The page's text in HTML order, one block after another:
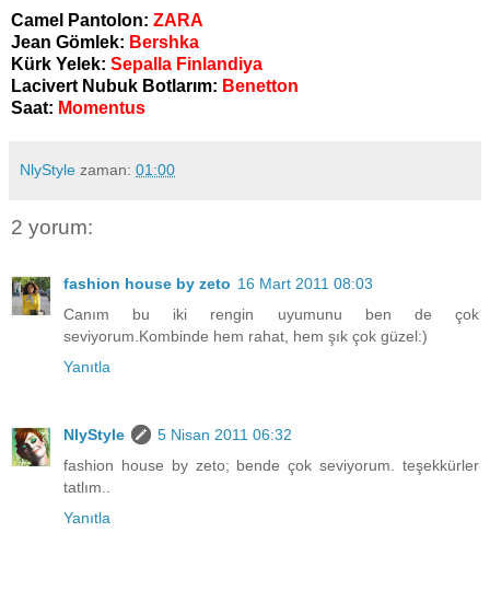
Camel Pantolon: ZARA
Jean Gömlek: Bershka
Kürk Yelek: Sepalla Finlandiya
Lacivert Nubuk Botlarım: Benetton
Saat: Momentus
NlyStyle zaman: 01:00
2 yorum:
fashion house by zeto 16 Mart 2011 08:03
Canım bu iki rengin uyumunu ben de çok
seviyorum.Kombinde hem rahat, hem şık çok güzel:)
Yanıtla
NlyStyle
5 Nisan 2011 06:32
fashion house by zeto; bende çok seviyorum. teşekkürler
tatlım..
Yanıtla